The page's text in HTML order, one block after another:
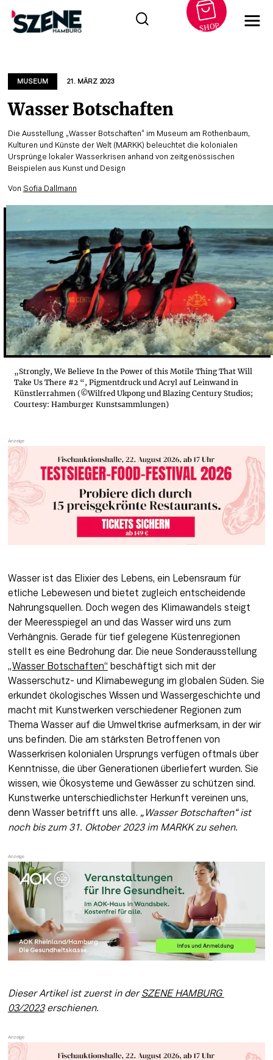
springen
SHOP
MUSEUM 21. MÄRZ 2023
Wasser Botschaften
Die Ausstellung „Wasser Botschaften“ im Museum am Rothenbaum,
Kulturen und Künste der Welt (MARKK) beleuchtet die kolonialen
Ursprünge lokaler Wasserkrisen anhand von zeitgenössischen
Beispielen aus Kunst und Design
Von Sofia Dallmann
„Strongly, We Believe In the Power of this Motile Thing That Will
Take Us There #2 “, Pigmentdruck und Acryl auf Leinwand in
Künstlerrahmen (©Wilfred Ukpong und Blazing Century Studios;
Courtesy: Hamburger Kunstsammlungen)
Wasser ist das Elixier des Lebens, ein Lebensraum für
etliche Lebewesen und bietet zugleich entscheidende
Nahrungsquellen. Doch wegen des Klimawandels steigt
der Meeresspiegel an und das Wasser wird uns zum
Verhängnis. Gerade für tief gelegene Küstenregionen
„Wasser Botschaften“ beschäftigt sich mit der
Wasserschutz- und Klimabewegung im globalen Süden. Sie
erkundet ökologisches Wissen und Wassergeschichte und
macht mit Kunstwerken verschiedener Regionen zum
Thema Wasser auf die Umweltkrise aufmerksam, in der wir
uns befinden. Die am stärksten Betroffenen von
Wasserkrisen kolonialen Ursprungs verfügen oftmals über
Kenntnisse, die über Generationen überliefert wurden. Sie
wissen, wie Ökosysteme und Gewässer zu schützen sind.
Kunstwerke unterschiedlichster Herkunft vereinen uns,
denn Wasser betrifft uns alle. „Wasser Botschaften“ ist
noch bis zum 31. Oktober 2023 im MARKK zu sehen.
Dieser Artikel ist zuerst in der SZENE HAMBURG
03/2023 erschienen.